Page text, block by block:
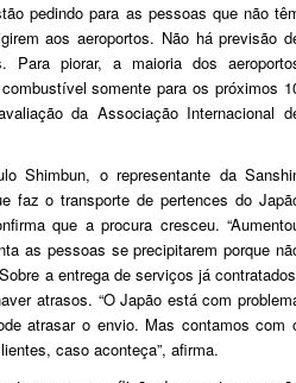
pedindo para as pessoas que não
aos aeroportos. Não há previsão
Para piorar, a maioria dos
somente para os próximos
da Associação Internacional
Shimbun, o representante da
faz o transporte de pertences do
que a procura cresceu.
as pessoas se precipitarem porque
a entrega de serviços já
atrasos. “O Japão está com
atrasar o envio. Mas contamos com
caso aconteça”, afirma.